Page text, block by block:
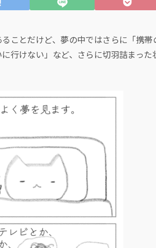
ことだけど、夢の中ではさらに「携
行けない」など、さらに切羽詰まった